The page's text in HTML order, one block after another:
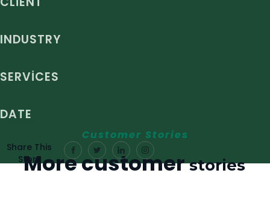
INDUSTRY
SERVICES
DATE
Share This
Story
Customer Stories
More customerstories